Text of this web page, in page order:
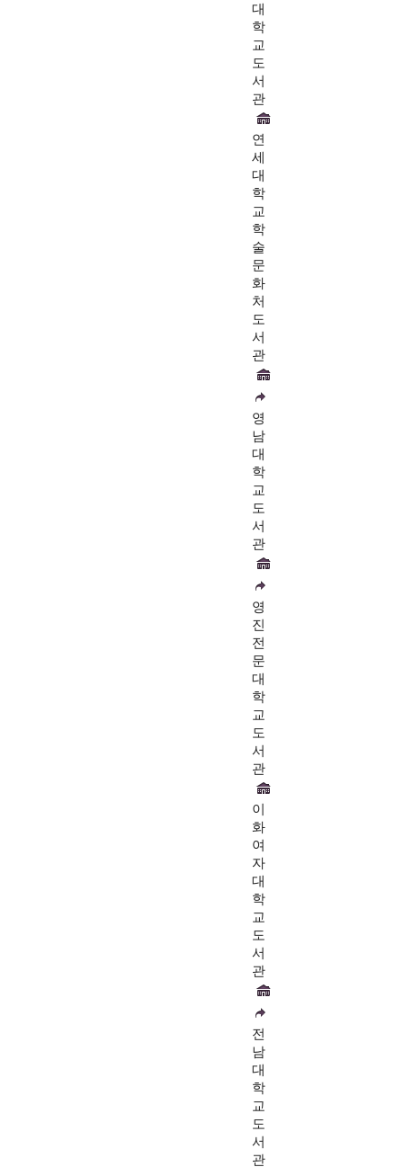
대
학
교
도
서
관
연
세
대
학
교
학
술
문
화
처
도
서
관
영
남
대
학
교
도
서
관
영
진
전
문
대
학
교
도
서
관
이
화
여
자
대
학
교
도
서
관
전
남
대
학
교
도
서
관